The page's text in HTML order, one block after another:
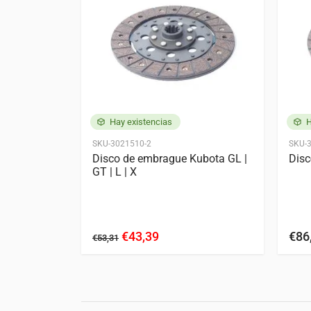
GL301
L2255
L3000
Zen-Noh
Hay existencias
SKU-3021510-2
Disco de embrague Kubota GL |
GT | L | X
€53,31 €43,39
SKU-